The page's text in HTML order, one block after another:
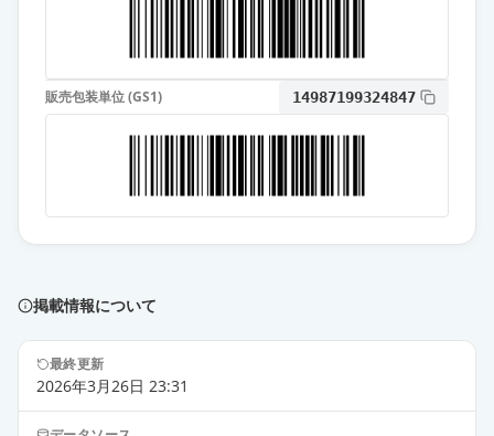
販売包装単位 (GS1) 14987199324847
掲載情報について
最終更新
2026年3月26日 23:31